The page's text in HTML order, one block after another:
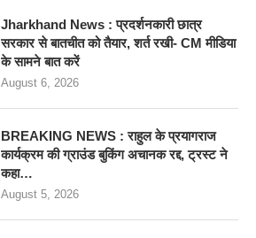
Jharkhand News : प्रदर्शनकारी छात्र
सरकार से बातचीत को तैयार, शर्त रखी- CM मीडिया
के सामने बात करें
August 6, 2026
BREAKING NEWS : राहुल के प्रयागराज
कार्यक्रम की ग्राउंड बुकिंग अचानक रद्द, ट्रस्ट ने
कहा…
August 5, 2026